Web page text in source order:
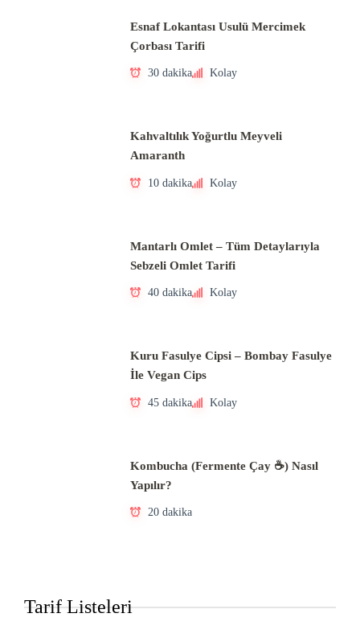
Esnaf Lokantası Usulü Mercimek
Çorbası Tarifi
30 dakika Kolay
Kahvaltılık Yoğurtlu Meyveli
Amaranth
10 dakika Kolay
Mantarlı Omlet – Tüm Detaylarıyla
Sebzeli Omlet Tarifi
40 dakika Kolay
Kuru Fasulye Cipsi – Bombay Fasulye
İle Vegan Cips
45 dakika Kolay
Kombucha (Fermente Çay ☕) Nasıl
Yapılır?
20 dakika
Tarif Listeleri